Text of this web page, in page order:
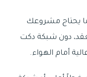
يحتاج مشروعك
دون شبكة دكت
أمام الهواء.